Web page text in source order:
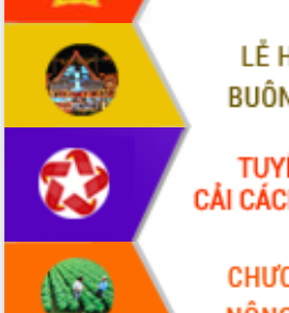
món ăn từ sầu riêng
Đắk Lắk công bố Quy hoạch và xúc
tiến đầu tư tỉnh
Ngành cá ngừ Đắk Lắk chủ động thích
ứng để giữ vững thị trường xuất khẩu
Diễn đàn Kinh tế tư nhân Việt Nam đột
phá cơ chế - Hợp tác công tư
Đề án 06 tạo bước ngoặt đột phá trong
cải cách hành chính tỉnh Đắk Lắk
Kết nối tour, đẩy mạnh chuyển đổi số
để phát triển du lịch Đắk Lắk
Khởi động Dự án Đầu tư xây dựng hạ
tầng kỹ thuật Cụm công nghiệp Tân